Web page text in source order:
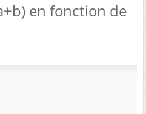
en fonction de